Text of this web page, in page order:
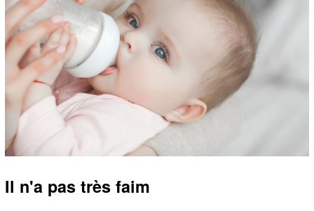
Il n'a pas très faim